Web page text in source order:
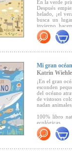
En la verde
Después
helado, ¡el
busca un
invierno,
"En cada
Mi gran
Katrin Wiehle
¡En el gran
esconden
del océano
de vistosos
nadan
100% libro
ecológicas.
"El álbum